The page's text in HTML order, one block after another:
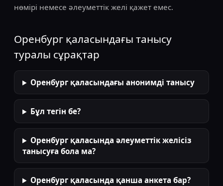
нөмірі немесе әлеуметтік желі қажет емес.
Оренбург қаласындағы танысу
туралы сұрақтар
Оренбург қаласындағы анонимді танысу
Бұл тегін бе?
Оренбург қаласында әлеуметтік желісіз
танысуға бола ма?
Оренбург қаласында қанша анкета бар?